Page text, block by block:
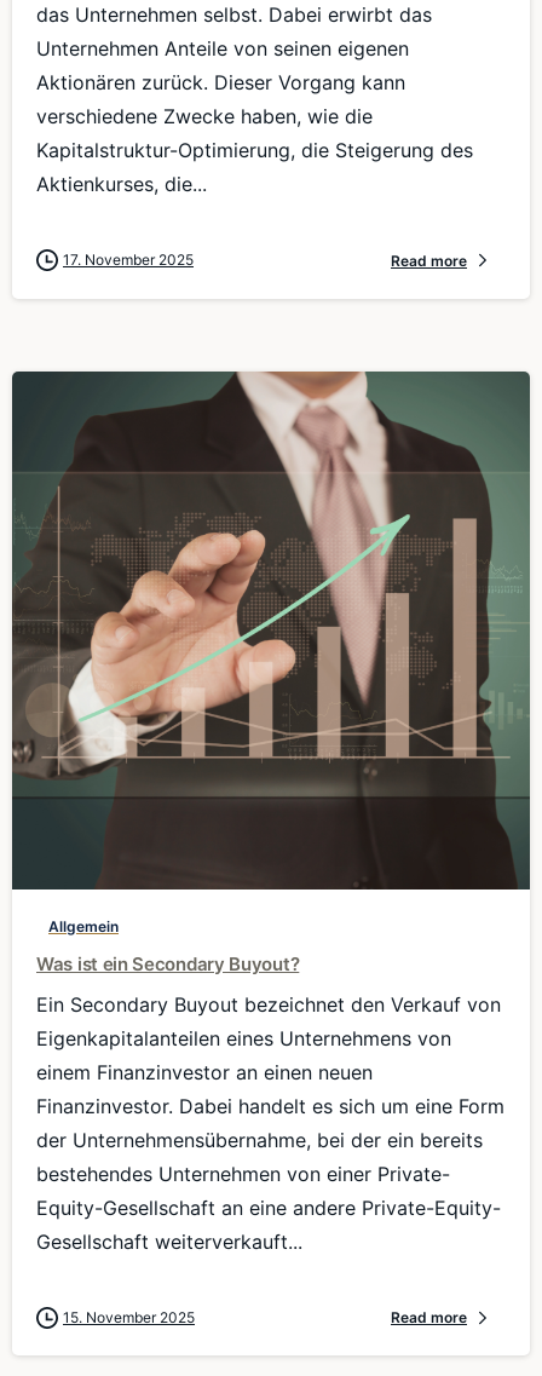
das Unternehmen selbst. Dabei erwirbt das
Unternehmen Anteile von seinen eigenen
Aktionären zurück. Dieser Vorgang kann
verschiedene Zwecke haben, wie die
Kapitalstruktur-Optimierung, die Steigerung des
Aktienkurses, die...
17. November 2025 Read more
Allgemein
Was ist ein Secondary Buyout?
Ein Secondary Buyout bezeichnet den Verkauf von
Eigenkapitalanteilen eines Unternehmens von
einem Finanzinvestor an einen neuen
Finanzinvestor. Dabei handelt es sich um eine Form
der Unternehmensübernahme, bei der ein bereits
bestehendes Unternehmen von einer Private-
Equity-Gesellschaft an eine andere Private-Equity-
Gesellschaft weiterverkauft...
15. November 2025 Read more